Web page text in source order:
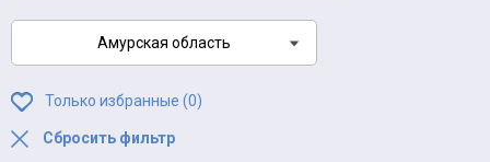
Амурская область
Только избранные (0)
Сбросить фильтр